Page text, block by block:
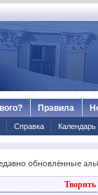
Справка Календарь
Правила
обновлённые
Творить